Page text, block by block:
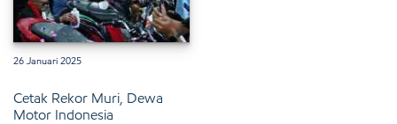
26 Januari 2025
Cetak Rekor Muri, Dewa
Motor Indonesia